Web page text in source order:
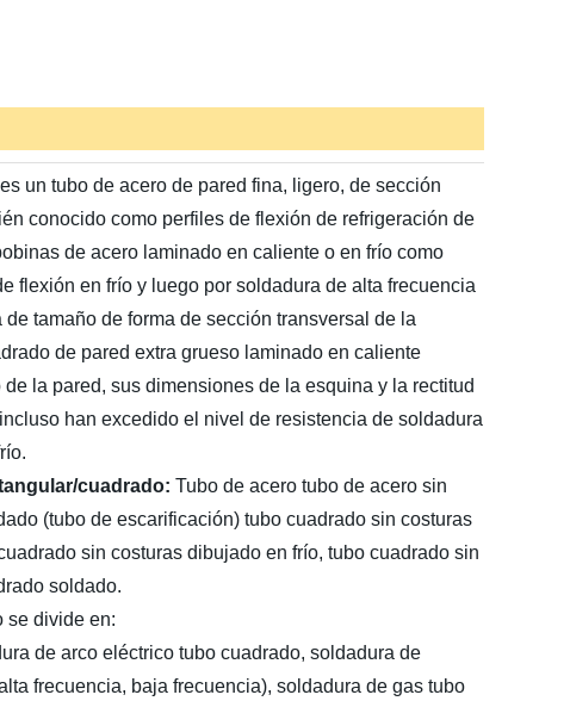
es un tubo de acero de pared fina, ligero, de sección
conocido como perfiles de flexión de refrigeración de
de acero laminado en caliente o en frío como
flexión en frío y luego por soldadura de alta frecuencia
tamaño de forma de sección transversal de la
de pared extra grueso laminado en caliente
la pared, sus dimensiones de la esquina y la rectitud
han excedido el nivel de resistencia de soldadura
cuadrado: Tubo de acero tubo de acero sin
(tubo de escarificación) tubo cuadrado sin costuras
sin costuras dibujado en frío, tubo cuadrado sin
soldado.
se divide en:
de arco eléctrico tubo cuadrado, soldadura de
frecuencia, baja frecuencia), soldadura de gas tubo